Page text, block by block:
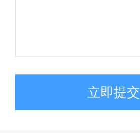
立即提交